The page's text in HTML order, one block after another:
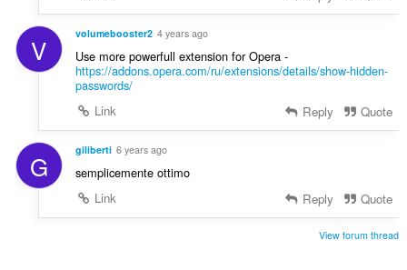
V volumebooster2 4 years ago
Use more powerfull extension for Opera -
https://addons.opera.com/ru/extensions/details/show-hidden-
passwords/
Link
Reply Quote
G giliberti 6 years ago
semplicemente ottimo
Link
Reply Quote
View forum thread